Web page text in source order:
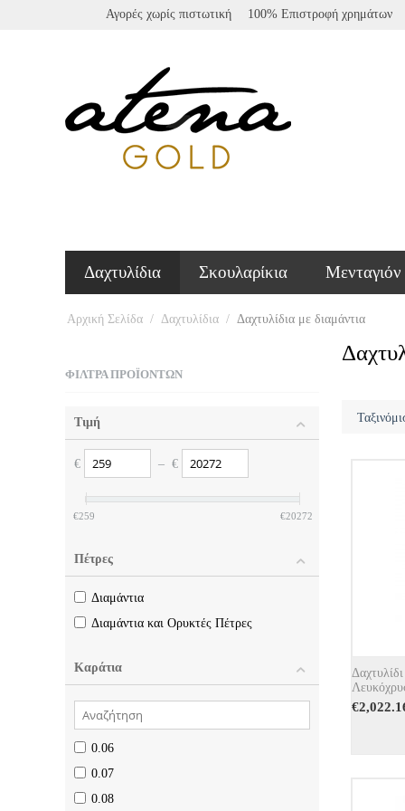
Αγορές χωρίς πιστωτική 100% Επιστροφή χρημάτων
Δαχτυλίδια Σκουλαρίκια Μενταγιόν
Αρχική Σελίδα / Δαχτυλίδια / Δαχτυλίδια με διαμάντια
ΦΊΛΤΡΑ ΠΡΟΪΌΝΤΩΝ
Τιμή
€ – €
€259 €20272
Πέτρες
Διαμάντια
Διαμάντια και Ορυκτές Πέτρες
Καράτια
0.06
0.07
0.08
€